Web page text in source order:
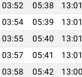
03:52 05:38 13:01
03:54 05:39 13:01
03:55 05:40 13:01
03:57 05:41 13:01
03:58 05:42 13:00